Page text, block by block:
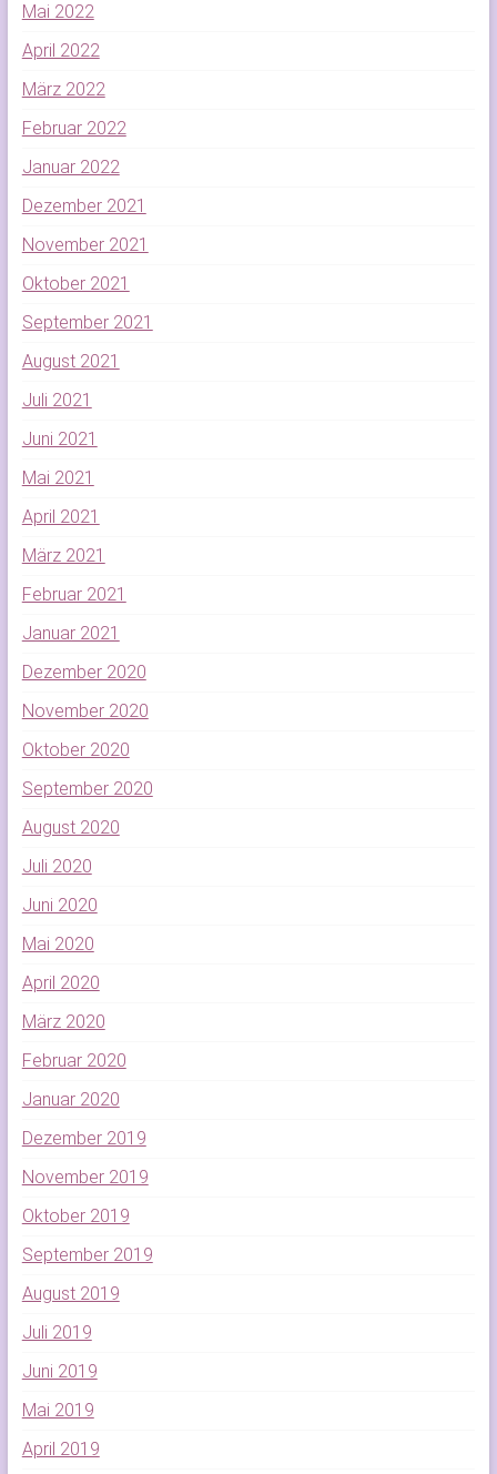
Mai 2022
April 2022
März 2022
Februar 2022
Januar 2022
Dezember 2021
November 2021
Oktober 2021
September 2021
August 2021
Juli 2021
Juni 2021
Mai 2021
April 2021
März 2021
Februar 2021
Januar 2021
Dezember 2020
November 2020
Oktober 2020
September 2020
August 2020
Juli 2020
Juni 2020
Mai 2020
April 2020
März 2020
Februar 2020
Januar 2020
Dezember 2019
November 2019
Oktober 2019
September 2019
August 2019
Juli 2019
Juni 2019
Mai 2019
April 2019